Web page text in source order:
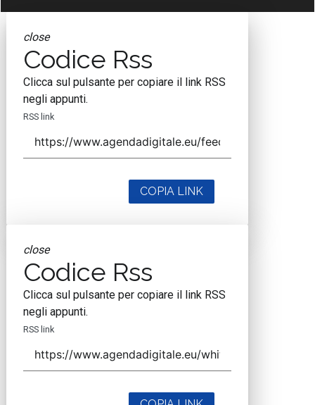
close
Codice Rss
Clicca sul pulsante per copiare il link RSS
negli appunti.
RSS link
COPIA LINK
close
Codice Rss
Clicca sul pulsante per copiare il link RSS
negli appunti.
RSS link